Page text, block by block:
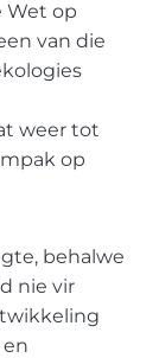
Wet op
van die
weer tot
op
behalwe
nie vir